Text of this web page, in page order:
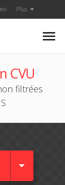
Plus
CVU
filtrées